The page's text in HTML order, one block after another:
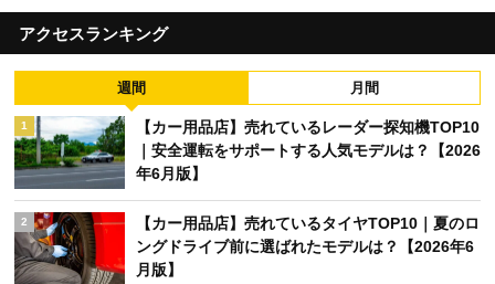
アクセスランキング
週間 月間
1
【カー用品店】売れているレーダー探知機TOP10
｜安全運転をサポートする人気モデルは？【2026
年6月版】
2
【カー用品店】売れているタイヤTOP10｜夏のロ
ングドライブ前に選ばれたモデルは？【2026年6
月版】